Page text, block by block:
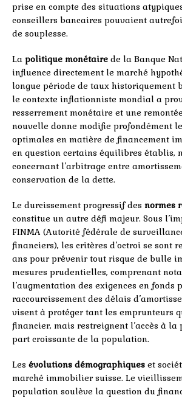
prise en compte des situations
conseillers bancaires pouvaient
de souplesse.
La politique monétaire de la Banque
influence directement le marché
longue période de taux historiquement
le contexte inflationniste mondial a
resserrement monétaire et une
nouvelle donne modifie profondément
optimales en matière de financement
en question certains équilibres établis,
concernant l’arbitrage entre
conservation de la dette.
Le durcissement progressif des normes
constitue un autre défi majeur. Sous
FINMA (Autorité fédérale de
financiers), les critères d’octroi se sont
ans pour prévenir tout risque de bulle
mesures prudentielles, comprenant
l’augmentation des exigences en fonds
raccourcissement des délais
visent à protéger tant les emprunteurs
financier, mais restreignent l’accès à la
part croissante de la population.
Les évolutions démographiques et
marché immobilier suisse. Le
population soulève la question du